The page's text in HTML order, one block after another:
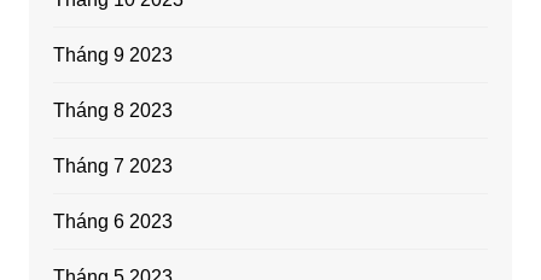
Tháng 9 2023
Tháng 8 2023
Tháng 7 2023
Tháng 6 2023